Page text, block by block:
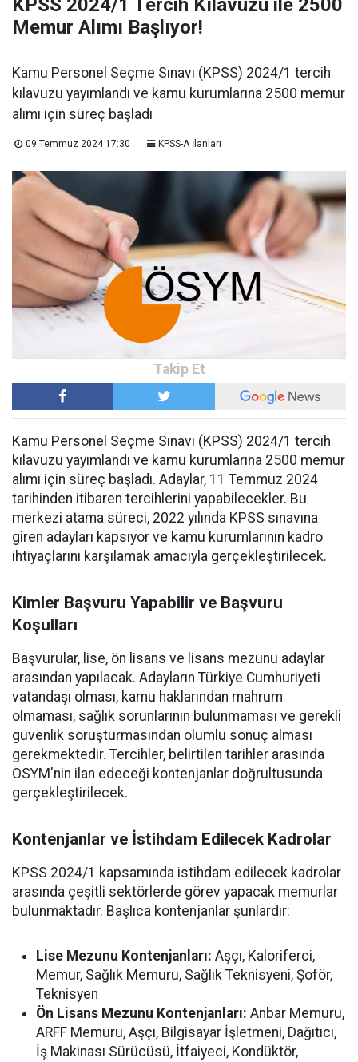
KPSS 2024/1 Tercih Kılavuzu ile 2500
Memur Alımı Başlıyor!
Kamu Personel Seçme Sınavı (KPSS) 2024/1 tercih
kılavuzu yayımlandı ve kamu kurumlarına 2500 memur
alımı için süreç başladı
09 Temmuz 2024 17:30 KPSS-A İlanları
Kamu Personel Seçme Sınavı (KPSS) 2024/1 tercih
kılavuzu yayımlandı ve kamu kurumlarına 2500 memur
alımı için süreç başladı. Adaylar, 11 Temmuz 2024
tarihinden itibaren tercihlerini yapabilecekler. Bu
merkezi atama süreci, 2022 yılında KPSS sınavına
giren adayları kapsıyor ve kamu kurumlarının kadro
ihtiyaçlarını karşılamak amacıyla gerçekleştirilecek.
Kimler Başvuru Yapabilir ve Başvuru
Koşulları
Başvurular, lise, ön lisans ve lisans mezunu adaylar
arasından yapılacak. Adayların Türkiye Cumhuriyeti
vatandaşı olması, kamu haklarından mahrum
olmaması, sağlık sorunlarının bulunmaması ve gerekli
güvenlik soruşturmasından olumlu sonuç alması
gerekmektedir. Tercihler, belirtilen tarihler arasında
ÖSYM'nin ilan edeceği kontenjanlar doğrultusunda
gerçekleştirilecek.
Kontenjanlar ve İstihdam Edilecek Kadrolar
KPSS 2024/1 kapsamında istihdam edilecek kadrolar
arasında çeşitli sektörlerde görev yapacak memurlar
bulunmaktadır. Başlıca kontenjanlar şunlardır:
Lise Mezunu Kontenjanları: Aşçı, Kaloriferci,
Memur, Sağlık Memuru, Sağlık Teknisyeni, Şoför,
Teknisyen
Ön Lisans Mezunu Kontenjanları: Anbar Memuru,
ARFF Memuru, Aşçı, Bilgisayar İşletmeni, Dağıtıcı,
İş Makinası Sürücüsü, İtfaiyeci, Kondüktör,